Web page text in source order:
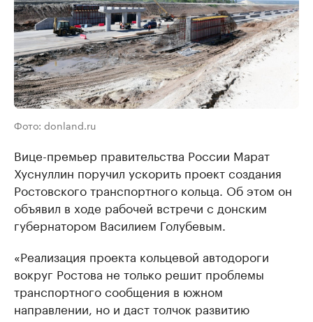
Фото: donland.ru
Вице-премьер правительства России Марат
Хуснуллин поручил ускорить проект создания
Ростовского транспортного кольца. Об этом он
объявил в ходе рабочей встречи с донским
губернатором Василием Голубевым.
«Реализация проекта кольцевой автодороги
вокруг Ростова не только решит проблемы
транспортного сообщения в южном
направлении, но и даст толчок развитию